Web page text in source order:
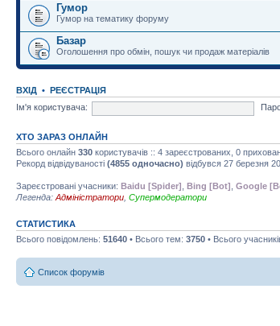
Гумор
Гумор на тематику форуму
Базар
Оголошення про обмін, пошук чи продаж матеріалів
ВХІД • РЕЄСТРАЦІЯ
Ім'я користувача:
ХТО ЗАРАЗ ОНЛАЙН
Всього онлайн 330 користувачів :: 4 зареєстрованих, 0
Рекорд відвідуваності (4855 одночасно) відбувся 27 березня
Зареєстровані учасники: Baidu [Spider] Bing [Bot] Google
Легенда: Адміністратори Супермодератори
СТАТИСТИКА
Всього повідомлень: 51640 • Всього тем: 3750 • Всього
Список форумів